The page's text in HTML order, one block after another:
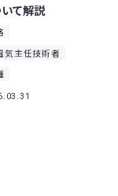
て解説
気主任技術者